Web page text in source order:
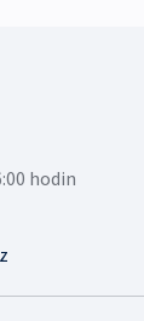
hodin